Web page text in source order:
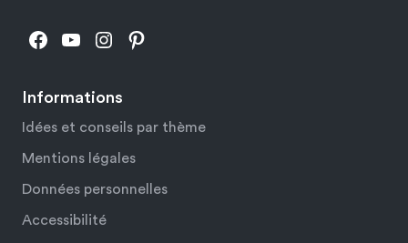
Informations
Idées et conseils par thème
Mentions légales
Données personnelles
Accessibilité
Facebook
YouTube
Instagram
Pinterest